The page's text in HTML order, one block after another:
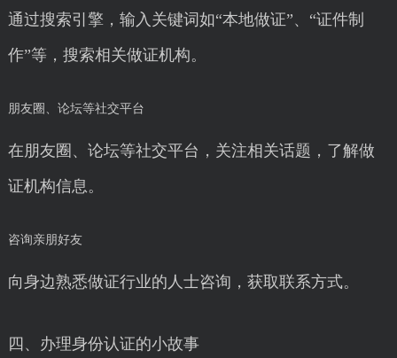
通过搜索引擎，输入关键词如“本地做证”、“证件制
作”等，搜索相关做证机构。
朋友圈、论坛等社交平台
在朋友圈、论坛等社交平台，关注相关话题，了解做
证机构信息。
咨询亲朋好友
向身边熟悉做证行业的人士咨询，获取联系方式。
四、办理身份认证的小故事